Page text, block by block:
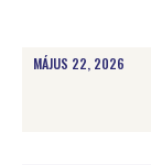
MÁJUS 22, 2026